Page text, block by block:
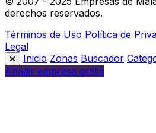
derechos reservados.
Términos de Uso Política de
Legal
Inicio Zonas Buscador
Añadir empresa gratis